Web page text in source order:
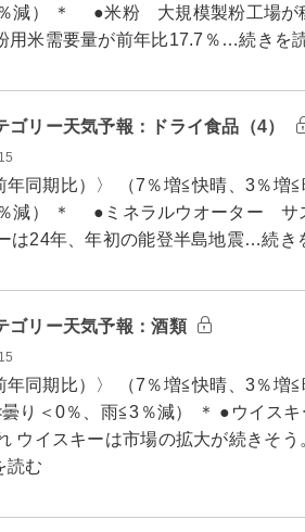
減） ＊ ●米粉 大規模製粉工場が
用米需要量が前年比17.7％…続きを
ゴリー天気予報：ドライ食品（4）
年同期比）〉 （7％増≦快晴、3％増
減） ＊ ●ミネラルウオーター サ
は24年、年初の能登半島地震…続き
ゴリー天気予報：酒類
年同期比）〉 （7％増≦快晴、3％増
り＜0％、雨≦3％減） ＊ ●ウイス
ウイスキーは市場の拡大が続きそ
読む